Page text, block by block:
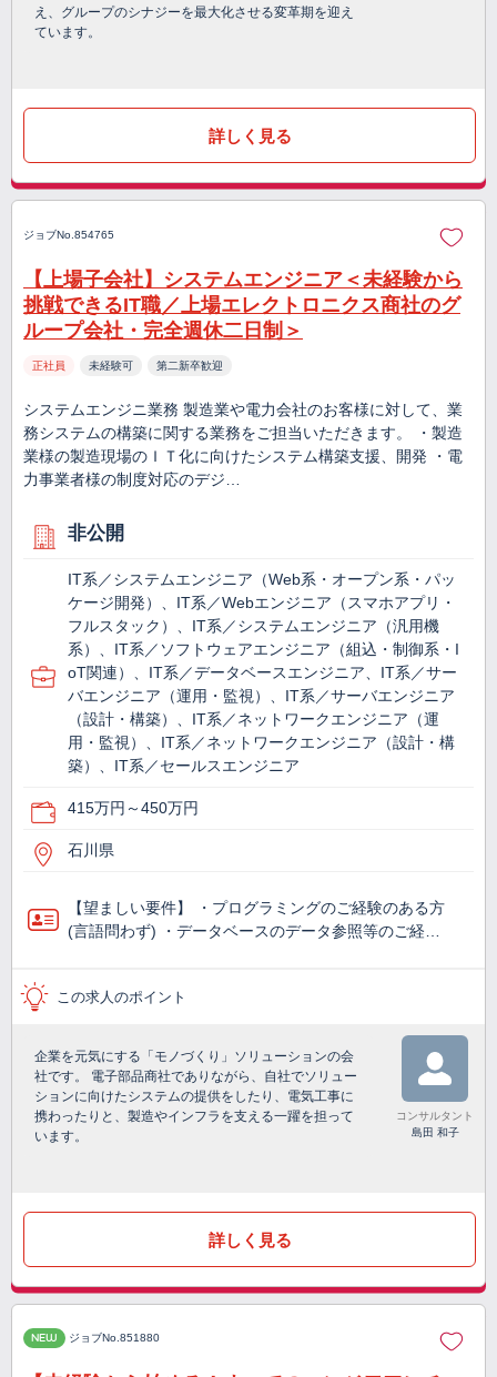
え、グループのシナジーを最大化させる変革期を迎え
ています。
詳しく見る
ジョブNo.854765
【上場子会社】システムエンジニア＜未経験から
挑戦できるIT職／上場エレクトロニクス商社のグ
ループ会社・完全週休二日制＞
正社員 未経験可 第二新卒歓迎
システムエンジニ業務 製造業や電力会社のお客様に対して、業
務システムの構築に関する業務をご担当いただきます。 ・製造
業様の製造現場のＩＴ化に向けたシステム構築支援、開発 ・電
力事業者様の制度対応のデジ…
非公開
IT系／システムエンジニア（Web系・オープン系・パッ
ケージ開発）、IT系／Webエンジニア（スマホアプリ・
フルスタック）、IT系／システムエンジニア（汎用機
系）、IT系／ソフトウェアエンジニア（組込・制御系・I
oT関連）、IT系／データベースエンジニア、IT系／サー
バエンジニア（運用・監視）、IT系／サーバエンジニア
（設計・構築）、IT系／ネットワークエンジニア（運
用・監視）、IT系／ネットワークエンジニア（設計・構
築）、IT系／セールスエンジニア
415万円～450万円
石川県
【望ましい要件】 ・プログラミングのご経験のある方
(言語問わず) ・データベースのデータ参照等のご経…
この求人のポイント
企業を元気にする「モノづくり」ソリューションの会
社です。 電子部品商社でありながら、自社でソリュー
ションに向けたシステムの提供をしたり、電気工事に
携わったりと、製造やインフラを支える一躍を担って
います。
コンサルタント
島田 和子
詳しく見る
NEW ジョブNo.851880